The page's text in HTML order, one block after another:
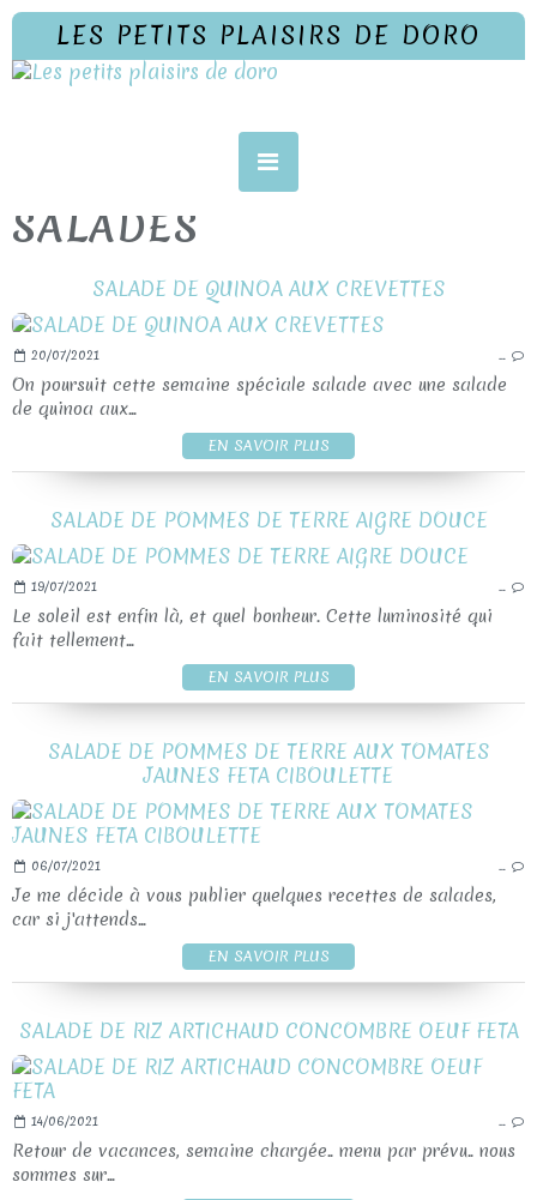
LES PETITS PLAISIRS DE DORO
SALADES
SALADE DE QUINOA AUX CREVETTES
20/07/2021 …
On poursuit cette semaine spéciale salade avec une salade
de quinoa aux...
EN SAVOIR PLUS
SALADE DE POMMES DE TERRE AIGRE DOUCE
19/07/2021 …
Le soleil est enfin là, et quel bonheur. Cette luminosité qui
fait tellement...
EN SAVOIR PLUS
SALADE DE POMMES DE TERRE AUX TOMATES
JAUNES FETA CIBOULETTE
06/07/2021 …
Je me décide à vous publier quelques recettes de salades,
car si j'attends...
EN SAVOIR PLUS
SALADE DE RIZ ARTICHAUD CONCOMBRE OEUF FETA
14/06/2021 …
Retour de vacances, semaine chargée.. menu par prévu.. nous
sommes sur...